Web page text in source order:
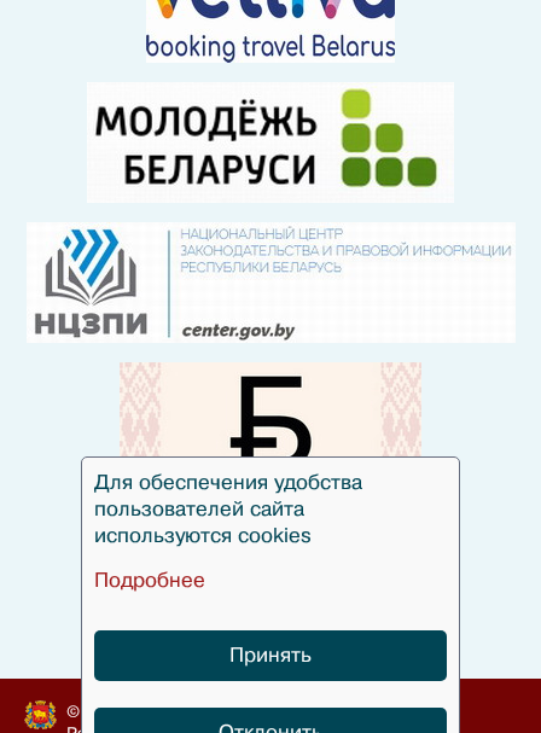
© Гродненский облисполком, 2010-2024
Для обеспечения удобства
пользователей сайта
используются cookies
Подробнее
Принять